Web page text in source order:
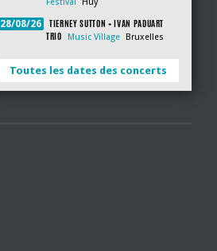
28/08/26
TIERNEY SUTTON + IVAN PADUART
TRIO
Music Village Bruxelles
Toutes les dates des concerts